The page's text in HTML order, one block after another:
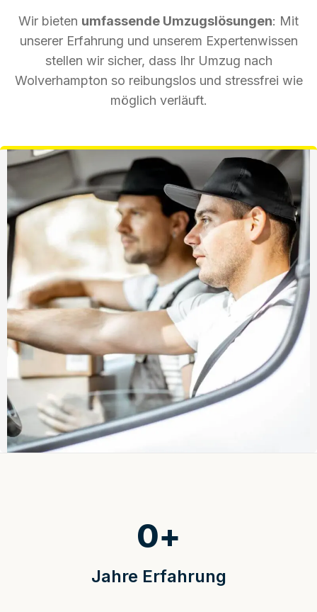
Wir bieten umfassende Umzugslösungen: Mit
unserer Erfahrung und unserem Expertenwissen
stellen wir sicher, dass Ihr Umzug nach
Wolverhampton so reibungslos und stressfrei wie
möglich verläuft.
Jahre Erfahrung
0+